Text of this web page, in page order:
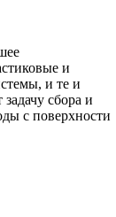
и
и те и
сбора и
с поверхности